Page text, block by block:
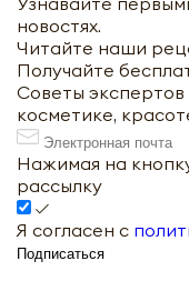
новостях.
Читайте наши
Получайте
Советы экспертов
косметике,
Нажимая на
рассылку
Я согласен с
Подписаться